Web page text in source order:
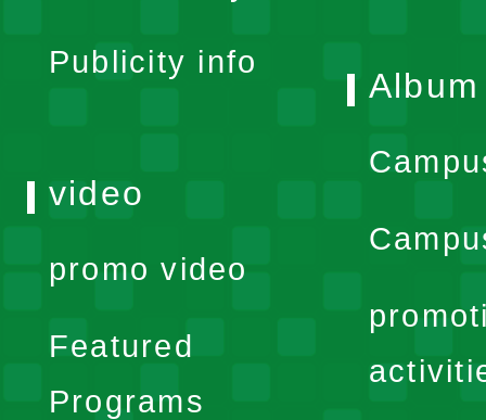
Publicity info
Album
video
promo video
Featured
Programs